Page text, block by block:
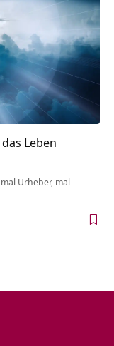
Leben
Urheber, mal